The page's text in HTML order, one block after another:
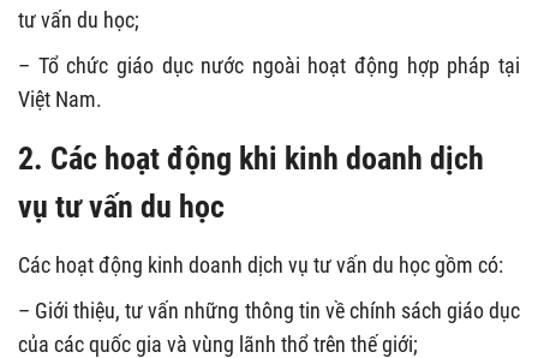
tư vấn du học;
– Tổ chức giáo dục nước ngoài hoạt động hợp pháp tại
Việt Nam.
2. Các hoạt động khi kinh doanh dịch
vụ tư vấn du học
Các hoạt động kinh doanh dịch vụ tư vấn du học gồm có:
– Giới thiệu, tư vấn những thông tin về chính sách giáo dục
của các quốc gia và vùng lãnh thổ trên thế giới;